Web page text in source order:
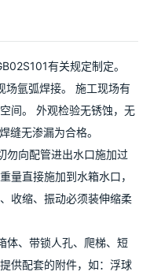
有关规定制定。
场氩弧焊接。 施工现场有
间。 外观检验无锈蚀，无
缝无渗漏为合格。
勿向配管进出水口施加过
量直接施加到水箱水口，
收缩、振动必须装伸缩柔
体、带锁人孔、爬梯、短
供配套的附件，如：浮球